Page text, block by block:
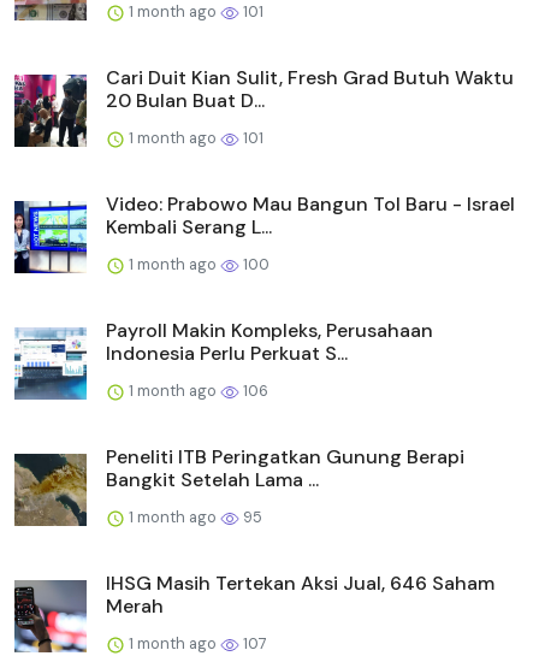
1 month ago 101
Cari Duit Kian Sulit, Fresh Grad Butuh Waktu
20 Bulan Buat D...
1 month ago 101
Video: Prabowo Mau Bangun Tol Baru - Israel
Kembali Serang L...
1 month ago 100
Payroll Makin Kompleks, Perusahaan
Indonesia Perlu Perkuat S...
1 month ago 106
Peneliti ITB Peringatkan Gunung Berapi
Bangkit Setelah Lama ...
1 month ago 95
IHSG Masih Tertekan Aksi Jual, 646 Saham
Merah
1 month ago 107